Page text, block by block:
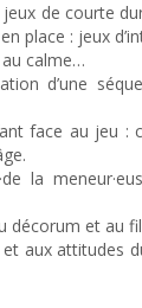
de courte
place : jeux
au calme…
d’une
face au jeu
la
décorum et au
aux attitudes